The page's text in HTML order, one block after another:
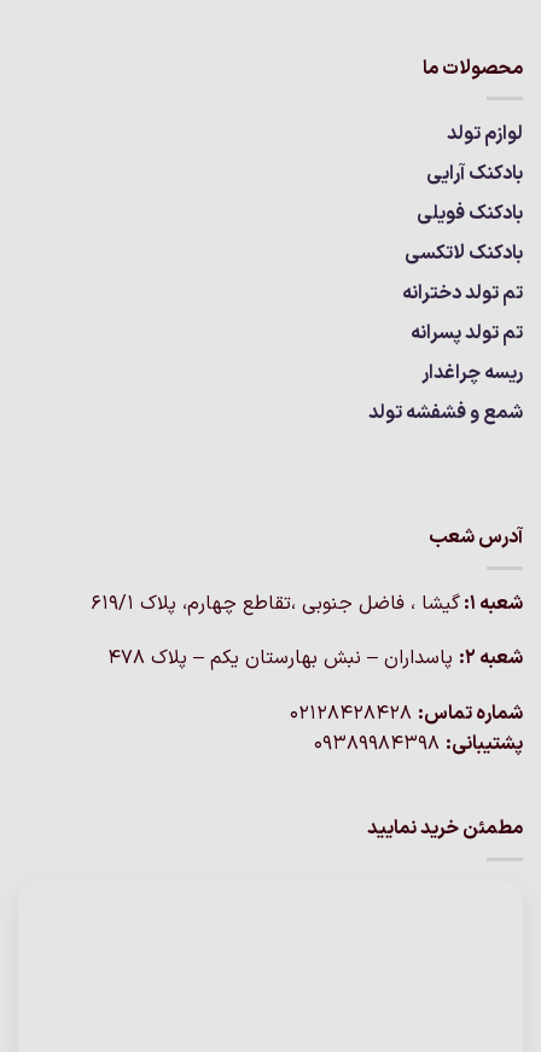
محصولات ما
لوازم تولد
بادکنک آرایی
بادکنک فویلی
بادکنک لاتکسی
تم تولد دخترانه
تم تولد پسرانه
ریسه چراغدار
شمع و فشفشه تولد
آدرس شعب
شعبه 1:
گيشا ، فاضل جنوبی ،تقاطع چهارم، پلاک 619/1
شعبه 2:
پاسداران – نبش بهارستان یکم – پلاک ۴۷۸
شماره تماس:
پشتیبانی:
مطمئن خرید نمایید